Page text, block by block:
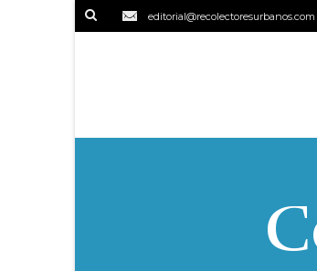
editorial@recolectoresurbanos.com